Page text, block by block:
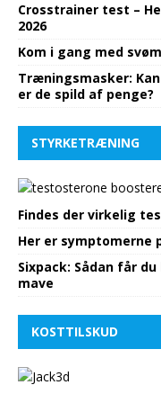
Crosstrainer test –
2026
Kom i gang med
Træningsmasker:
er de spild af penge?
STYRKETRÆNING
Findes der virkelig
Her er symptomerne
Sixpack: Sådan får
mave
KOSTTILSKUD